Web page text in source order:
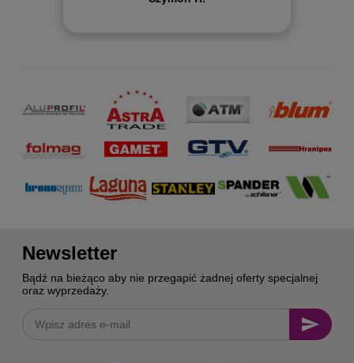
Newsletter
Bądź na bieżąco aby nie przegapić żadnej oferty specjalnej
oraz wyprzedaży.